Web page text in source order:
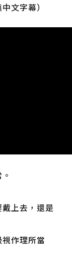
文字幕）
上去，還是
作理所當